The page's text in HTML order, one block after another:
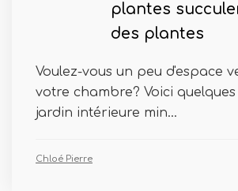
plantes
des plantes
Voulez-vous un peu d'espace
votre chambre? Voici
jardin intérieure min...
Chloé Pierre